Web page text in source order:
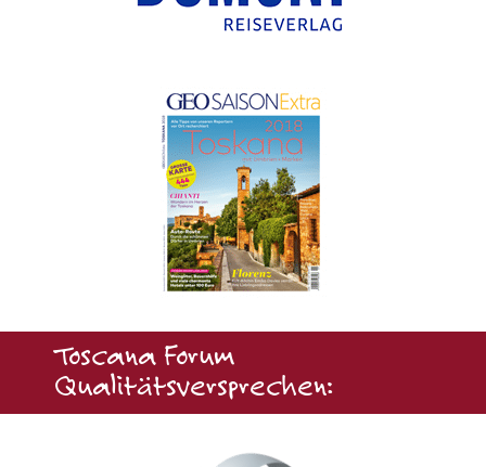
Toscana Forum
Qualitätsversprechen: